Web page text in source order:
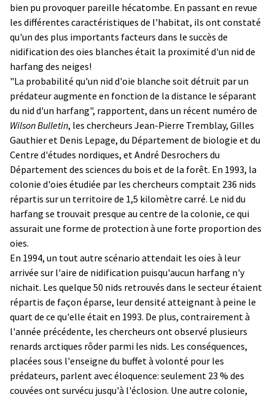
bien pu provoquer pareille hécatombe. En passant en revue
les différentes caractéristiques de l'habitat, ils ont constaté
qu'un des plus importants facteurs dans le succès de
nidification des oies blanches était la proximité d'un nid de
harfang des neiges!
"La probabilité qu'un nid d'oie blanche soit détruit par un
prédateur augmente en fonction de la distance le séparant
du nid d'un harfang", rapportent, dans un récent numéro de
Wilson Bulletin, les chercheurs Jean-Pierre Tremblay, Gilles
Gauthier et Denis Lepage, du Département de biologie et du
Centre d'études nordiques, et André Desrochers du
Département des sciences du bois et de la forêt. En 1993, la
colonie d'oies étudiée par les chercheurs comptait 236 nids
répartis sur un territoire de 1,5 kilomètre carré. Le nid du
harfang se trouvait presque au centre de la colonie, ce qui
assurait une forme de protection à une forte proportion des
oies.
En 1994, un tout autre scénario attendait les oies à leur
arrivée sur l'aire de nidification puisqu'aucun harfang n'y
nichait. Les quelque 50 nids retrouvés dans le secteur étaient
répartis de façon éparse, leur densité atteignant à peine le
quart de ce qu'elle était en 1993. De plus, contrairement à
l'année précédente, les chercheurs ont observé plusieurs
renards arctiques rôder parmi les nids. Les conséquences,
placées sous l'enseigne du buffet à volonté pour les
prédateurs, parlent avec éloquence: seulement 23 % des
couvées ont survécu jusqu'à l'éclosion. Une autre colonie,